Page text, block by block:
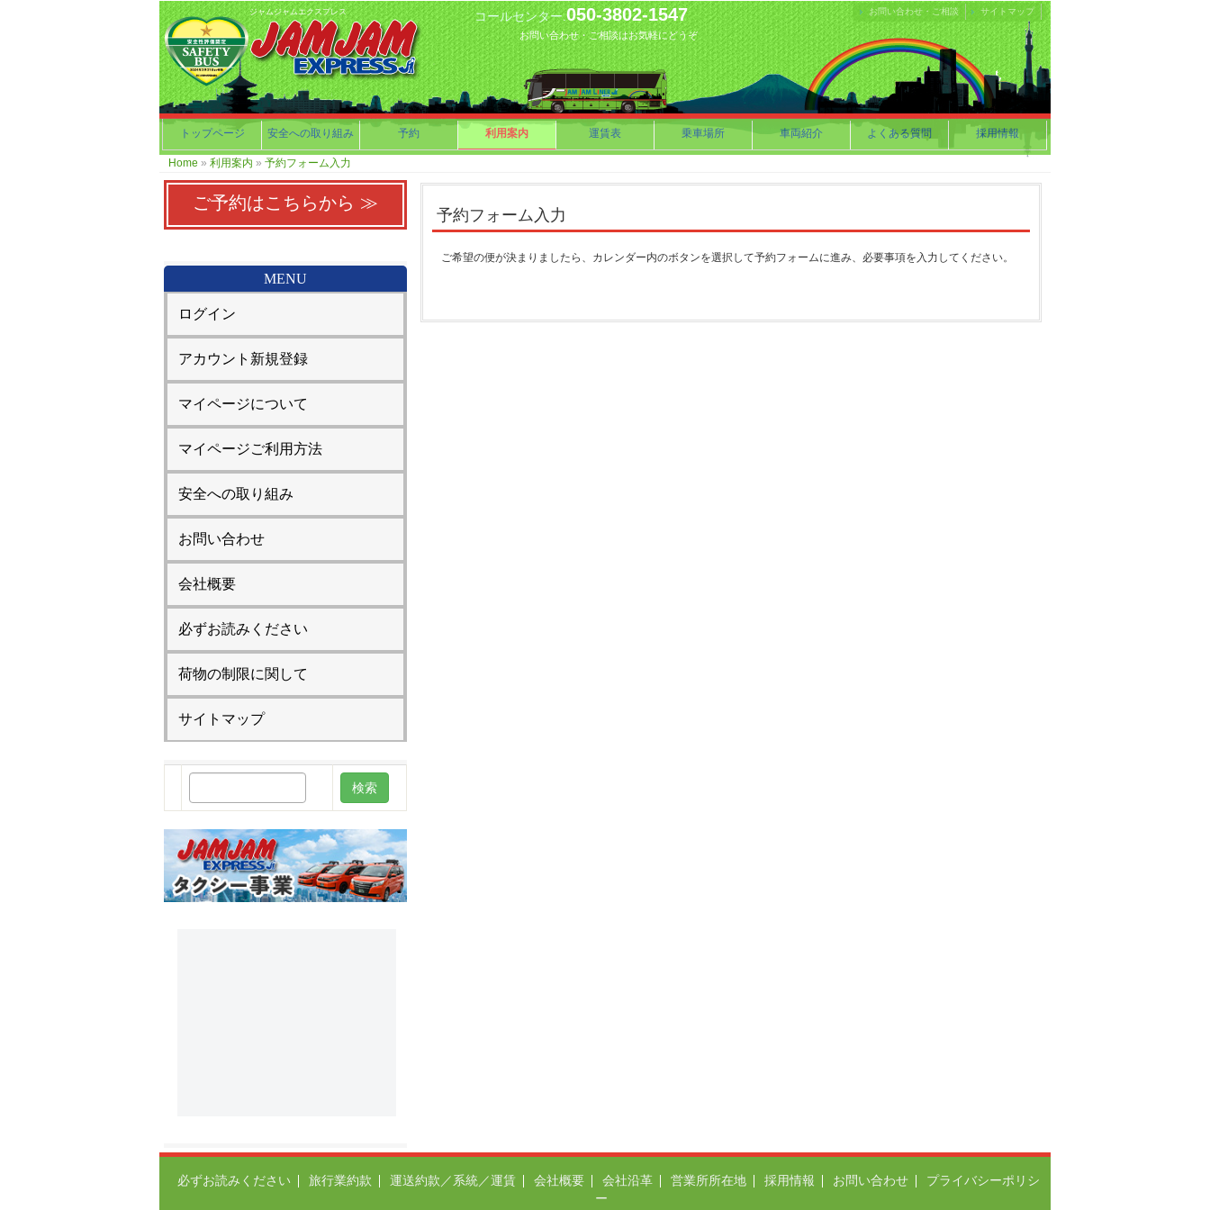
ジャムジャムエクスプレス コールセンター.050-3802-1547
お問い合わせ・ご相談はお気軽にどうぞ
お問い合わせ・ご相談 サイトマップ
トップページ 安全への取り組み 予約 利用案内 運賃表 乗車場所 車両紹介 よくある質問 採用情報
Home » 利用案内 » 予約フォーム入力
予約フォーム入力
ご希望の便が決まりましたら、カレンダー内のボタンを選択して予約フォームに進み、必要事項を入力してください。
ご予約はこちらから ≫
MENU
ログイン
アカウント新規登録
マイページについて
マイページご利用方法
安全への取り組み
お問い合わせ
会社概要
必ずお読みください
荷物の制限に関して
サイトマップ
必ずお読みください 旅行業約款 運送約款／系統／運賃 会社概要 会社沿革 営業所所在地 採用情報 お問い合わせ
プライバシーポリシ
ー